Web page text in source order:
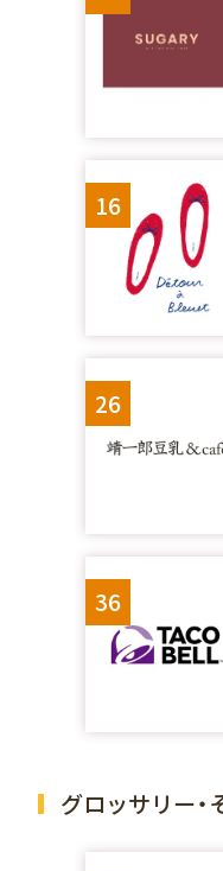
16
26
36
グロッサリー